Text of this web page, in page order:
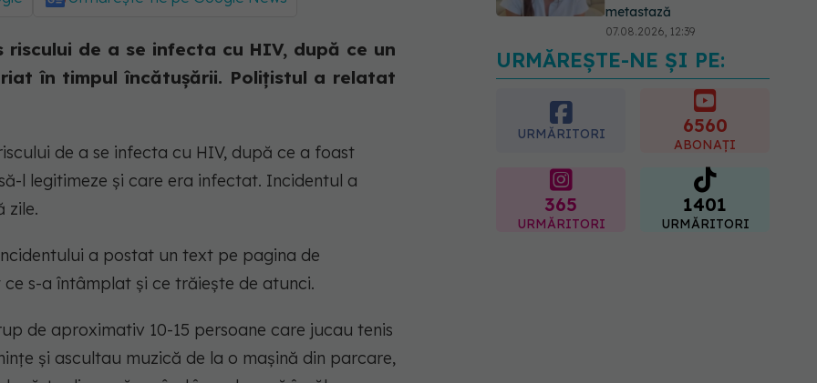
de a se infecta cu HIV, după ce un
în timpul încătușării. Polițistul a relatat
de a se infecta cu HIV, după ce a foast
l legitimeze și care era infectat. Incidentul a
zile.
a postat un text pe pagina de
s-a întâmplat și ce trăiește de atunci.
de aproximativ 10-15 persoane care jucau tenis
și ascultau muzică de la o mașină din parcare,
metastază
07.08.2026, 12:39
Dieta care poate crește
brusc colesterolul. Cine
este mai expus
07.08.2026, 17:22
URMĂREȘTE-NE ȘI PE:
URMĂRITORI 6560
ABONAȚI
365
URMĂRITORI
1401
URMĂRITORI